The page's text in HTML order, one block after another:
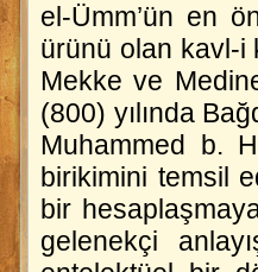
el-Ümm’ün en
ürünü olan kavl-i
Mekke ve
(800) yılında
Muhammed b.
birikimini temsil
bir
gelenekçi